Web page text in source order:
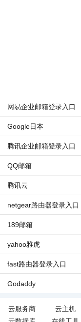
网易企业邮箱登录入口
Google日本
腾讯企业邮箱登录入口
QQ邮箱
腾讯云
netgear路由器登录入口
189邮箱
yahoo雅虎
fast路由器登录入口
Godaddy
云服务商 云主机